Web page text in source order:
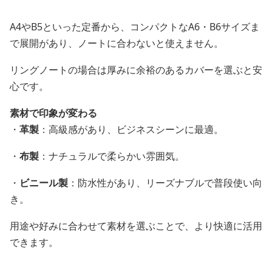
A4やB5といった定番から、コンパクトなA6・B6サイズま
で展開があり、ノートに合わないと使えません。
リングノートの場合は厚みに余裕のあるカバーを選ぶと安
心です。
素材で印象が変わる
・ 革製 ：高級感があり、ビジネスシーンに最適。
・ 布製 ：ナチュラルで柔らかい雰囲気。
・ ビニール製 ：防水性があり、リーズナブルで普段使い向
き。
用途や好みに合わせて素材を選ぶことで、より快適に活用
できます。